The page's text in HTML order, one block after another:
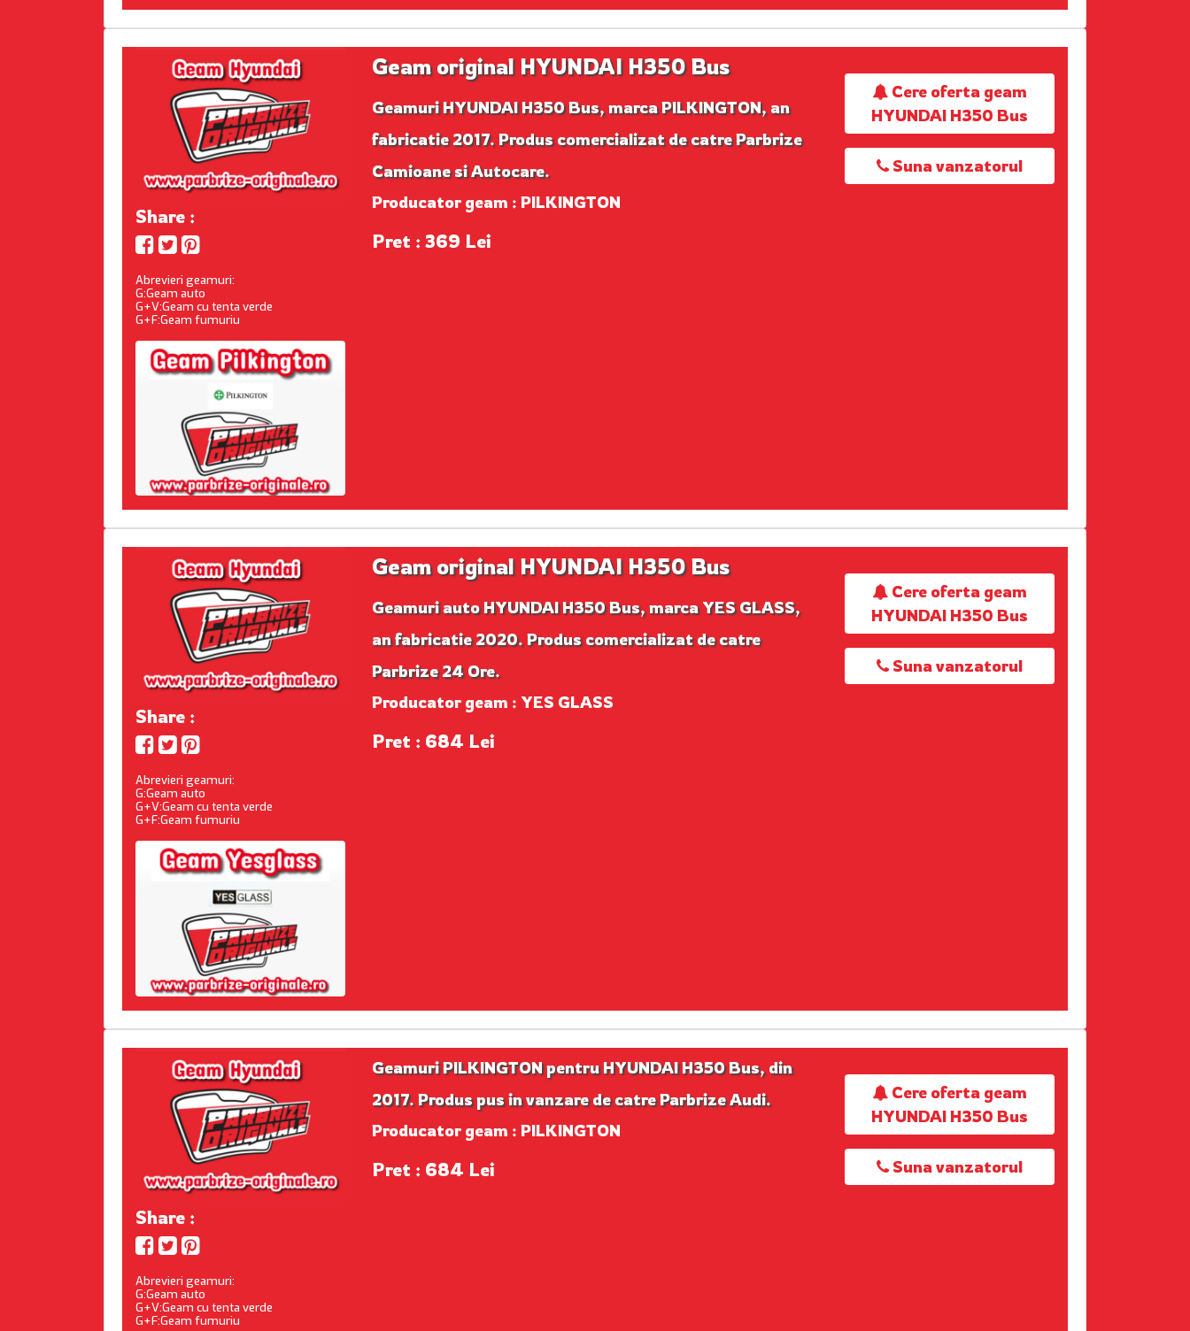
Share :
Abrevieri geamuri:
G:Geam auto
G+V:Geam cu tenta verde
G+F:Geam fumuriu
Geam original HYUNDAI H350 Bus
Geamuri HYUNDAI H350 Bus, marca PILKINGTON, an
fabricatie 2017. Produs comercializat de catre Parbrize
Camioane si Autocare.
Producator geam : PILKINGTON
Pret : 369 Lei
Cere oferta geam
HYUNDAI H350 Bus
Suna vanzatorul
Share :
Abrevieri geamuri:
G:Geam auto
G+V:Geam cu tenta verde
G+F:Geam fumuriu
Geam original HYUNDAI H350 Bus
Geamuri auto HYUNDAI H350 Bus, marca YES GLASS,
an fabricatie 2020. Produs comercializat de catre
Parbrize 24 Ore.
Producator geam : YES GLASS
Pret : 684 Lei
Cere oferta geam
HYUNDAI H350 Bus
Suna vanzatorul
Share :
Abrevieri geamuri:
G:Geam auto
G+V:Geam cu tenta verde
G+F:Geam fumuriu
Geamuri PILKINGTON pentru HYUNDAI H350 Bus, din
2017. Produs pus in vanzare de catre Parbrize Audi.
Producator geam : PILKINGTON
Pret : 684 Lei
Cere oferta geam
HYUNDAI H350 Bus
Suna vanzatorul